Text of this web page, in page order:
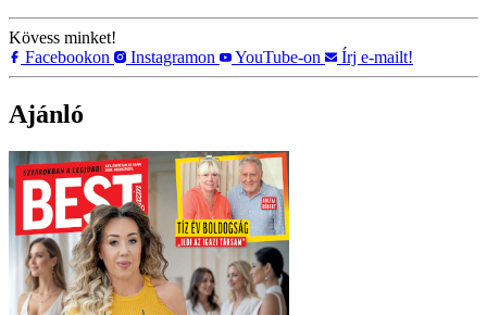
Kövess minket!
Facebookon
Instagramon YouTube-on Írj e-mailt!
Ajánló